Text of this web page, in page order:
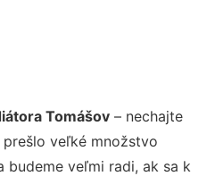
Tomášov – nechajte
veľké množstvo
budeme veľmi radi, ak sa k